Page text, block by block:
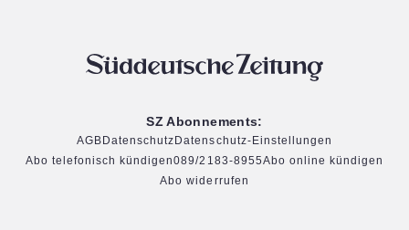
SZ Abonnements:
AGB Datenschutz Datenschutz-Einstellungen
Abo telefonisch kündigen089/2183-8955Abo online kündigen
Abo widerrufen